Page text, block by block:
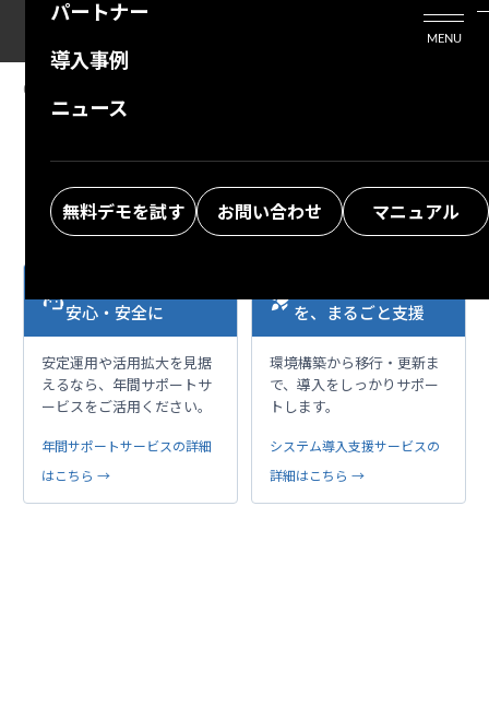
パートナー
導入事例
ニュース
無料デモを試す お問い合わせ マニュアル
MENU
01.14.2026
FAQ: 403 Error Occurs When Importing
Records via API Using PowerShell
support_agent安心・安全に
安定運用や活用拡大を見据
えるなら、年間サポートサ
ービスをご活用ください。
年間サポートサービスの詳細
はこちら →
rocket_launchを、まるごと支援
環境構築から移行・更新ま
で、導入をしっかりサポー
トします。
システム導入支援サービスの
詳細はこちら →